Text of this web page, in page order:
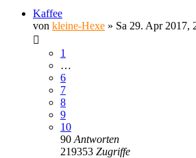
Kaffee
von kleine-Hexe » Sa 29. Apr 2017,
1
…
6
7
8
9
10
90 Antworten
219353 Zugriffe